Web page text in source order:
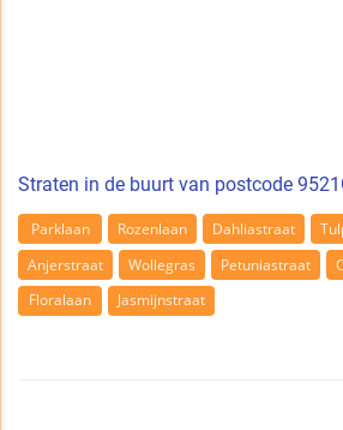
Straten in de buurt van postcode
Parklaan Rozenlaan Dahliastraat
Anjerstraat
Wollegras Petuniastraat
Floralaan
Jasmijnstraat